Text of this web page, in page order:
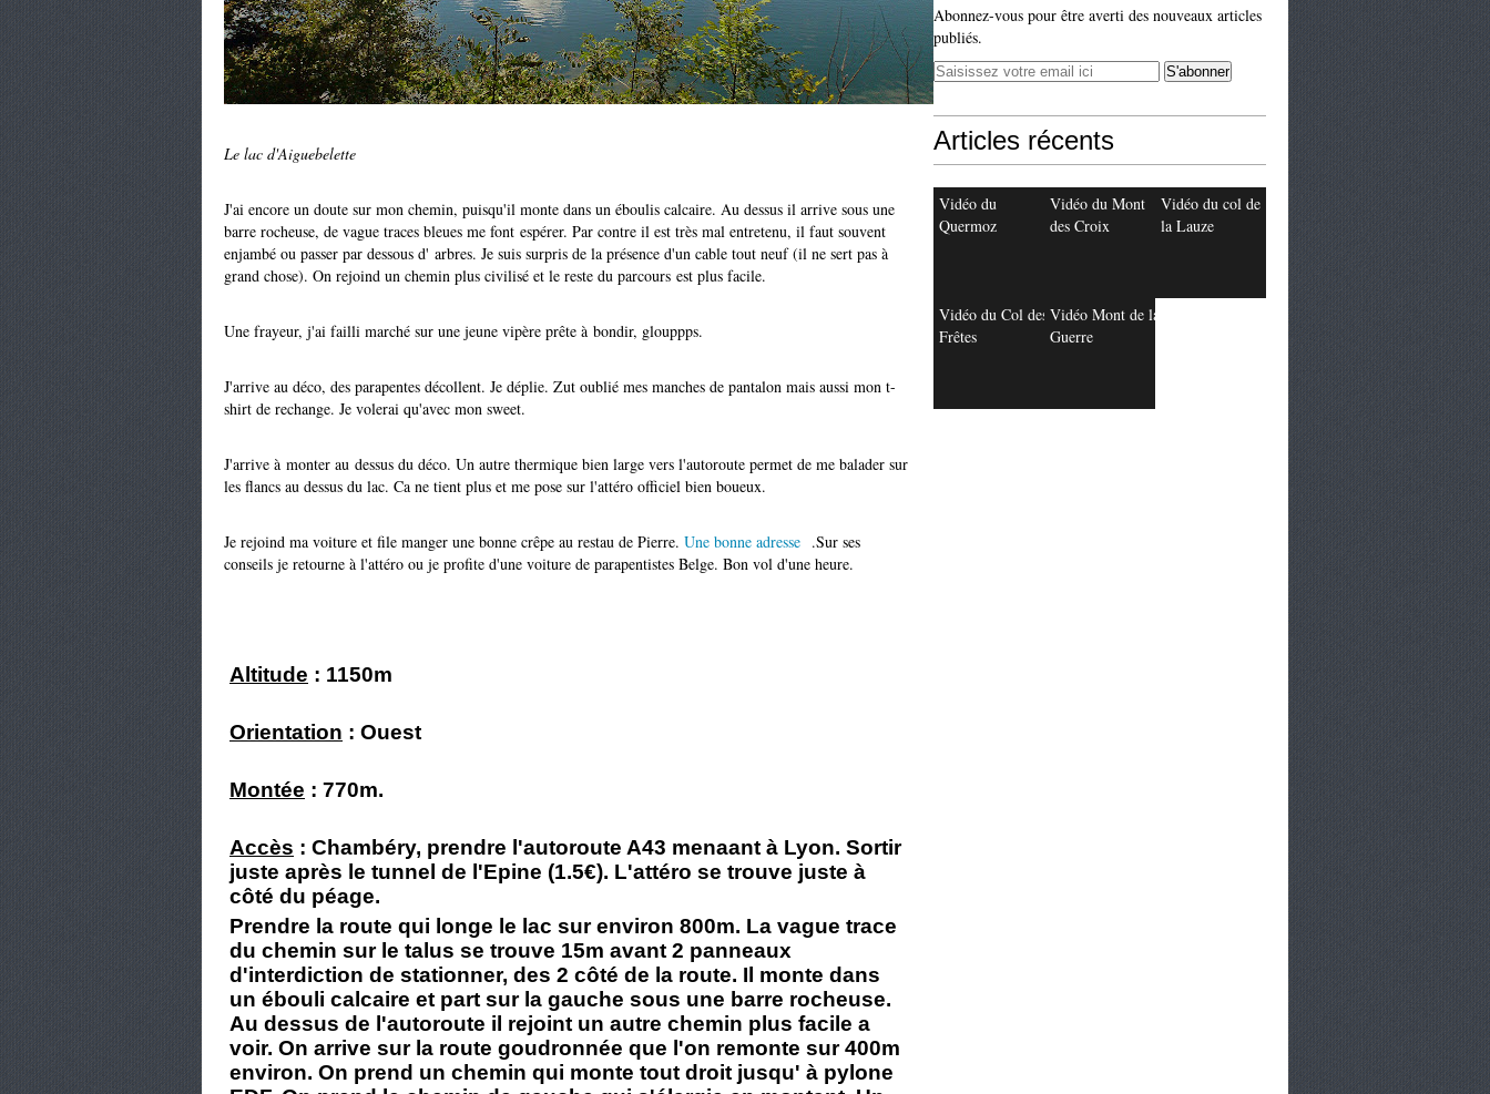
Le lac d'Aiguebelette
J'ai encore un doute sur mon chemin, puisqu'il monte dans un éboulis calcaire. Au dessus il arrive sous une
barre rocheuse, de vague traces bleues me font espérer. Par contre il est très mal entretenu, il faut souvent
enjambé ou passer par dessous d' arbres. Je suis surpris de la présence d'un cable tout neuf (il ne sert pas à
grand chose). On rejoind un chemin plus civilisé et le reste du parcours est plus facile.
Une frayeur, j'ai failli marché sur une jeune vipère prête à bondir, glouppps.
J'arrive au déco, des parapentes décollent. Je déplie. Zut oublié mes manches de pantalon mais aussi mon t-
shirt de rechange. Je volerai qu'avec mon sweet.
J'arrive à monter au dessus du déco. Un autre thermique bien large vers l'autoroute permet de me balader sur
les flancs au dessus du lac. Ca ne tient plus et me pose sur l'attéro officiel bien boueux.
Je rejoind ma voiture et file manger une bonne crêpe au restau de Pierre. Une bonne adresse .Sur ses
conseils je retourne à l'attéro ou je profite d'une voiture de parapentistes Belge. Bon vol d'une heure.
Altitude : 1150m
Orientation : Ouest
Montée : 770m.
Accès : Chambéry, prendre l'autoroute A43 menaant à Lyon. Sortir
juste après le tunnel de l'Epine (1.5€). L'attéro se trouve juste à
côté du péage.
Prendre la route qui longe le lac sur environ 800m. La vague trace
du chemin sur le talus se trouve 15m avant 2 panneaux
d'interdiction de stationner, des 2 côté de la route. Il monte dans
un ébouli calcaire et part sur la gauche sous une barre rocheuse.
Au dessus de l'autoroute il rejoint un autre chemin plus facile a
voir. On arrive sur la route goudronnée que l'on remonte sur 400m
environ. On prend un chemin qui monte tout droit jusqu' à pylone
Abonnez-vous pour être averti des nouveaux articles
publiés.
Articles récents
Vidéo du
Quermoz
Vidéo du Mont
des Croix
Vidéo du col de
la Lauze
Vidéo du Col des
Frêtes
Vidéo Mont de la
Guerre